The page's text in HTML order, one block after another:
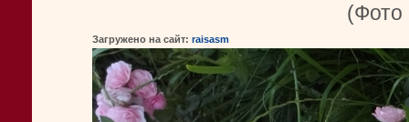
(Фото
Загружено на сайт: raisasm